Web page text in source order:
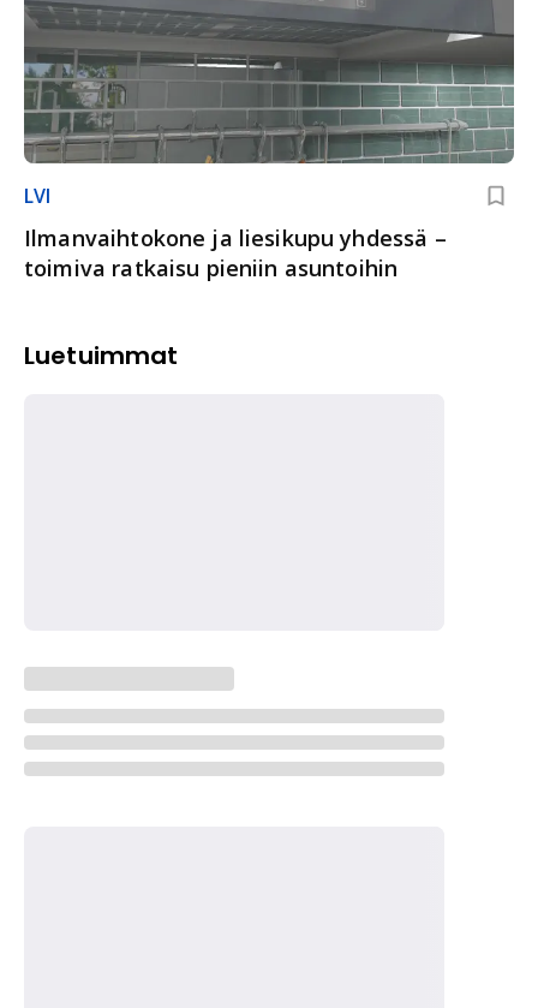
LVI
Ilmanvaihtokone ja liesikupu yhdessä –
toimiva ratkaisu pieniin asuntoihin
Luetuimmat